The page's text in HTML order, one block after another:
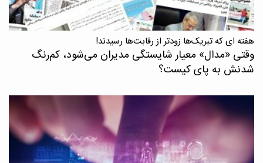
هفته ای که تبریک‌ها زودتر از رقابت‌ها رسیدند!
وقتی «مدال‌» معیار شایستگی مدیران می‌شود، کم‌رنگ
شدنش به پای کیست؟